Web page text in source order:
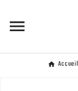

Accueil